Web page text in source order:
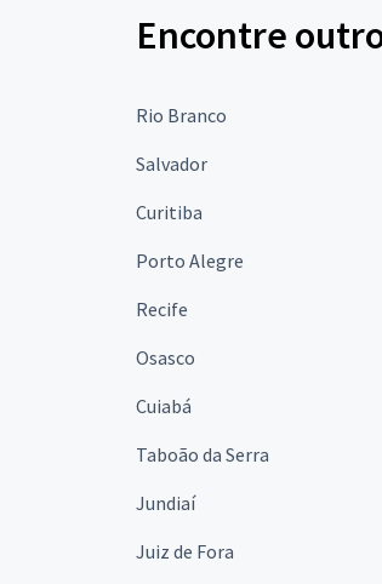
Encontre
Rio Branco
Salvador
Curitiba
Porto Alegre
Recife
Osasco
Cuiabá
Taboão da Serra
Jundiaí
Juiz de Fora